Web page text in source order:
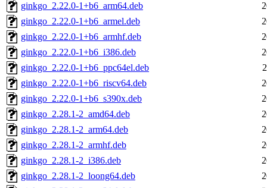
ginkgo_2.22.0-1+b6_arm64.deb
ginkgo_2.22.0-1+b6_armel.deb
ginkgo_2.22.0-1+b6_armhf.deb
ginkgo_2.22.0-1+b6_i386.deb
ginkgo_2.22.0-1+b6_ppc64el.deb
ginkgo_2.22.0-1+b6_riscv64.deb
ginkgo_2.22.0-1+b6_s390x.deb
ginkgo_2.28.1-2_amd64.deb
ginkgo_2.28.1-2_arm64.deb
ginkgo_2.28.1-2_armhf.deb
ginkgo_2.28.1-2_i386.deb
ginkgo_2.28.1-2_loong64.deb